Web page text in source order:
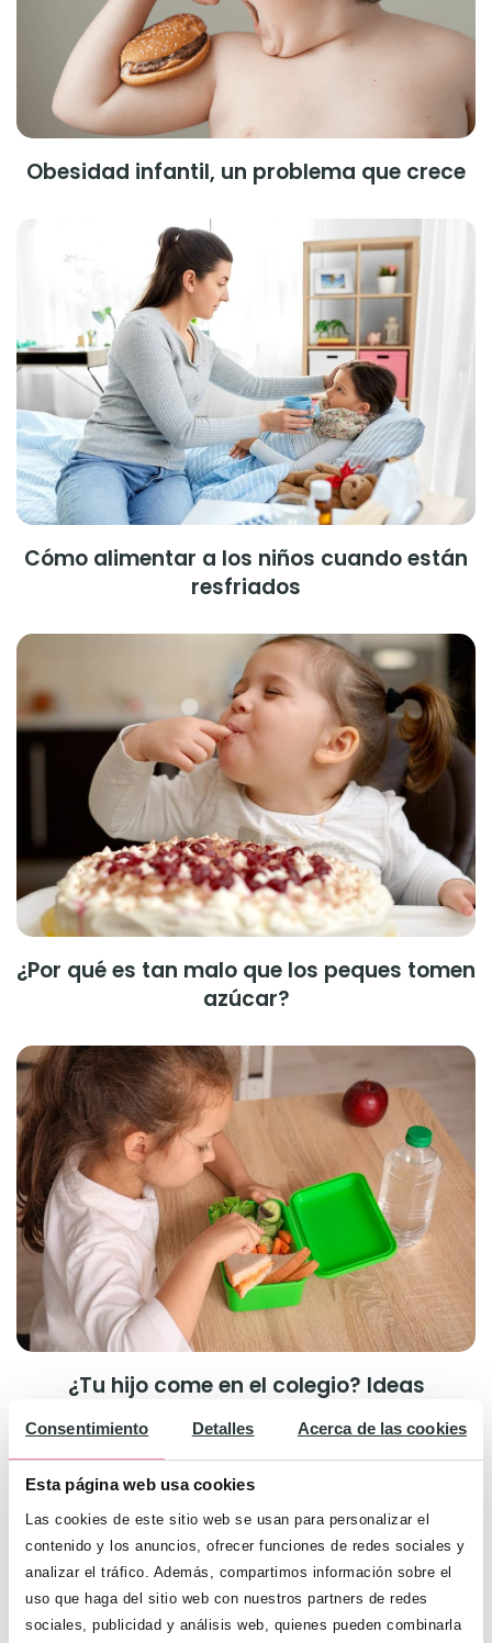
Consentimiento Detalles Acerca de las cookies
Esta página web usa cookies
Las cookies de este sitio web se usan para personalizar el
contenido y los anuncios, ofrecer funciones de redes sociales y
analizar el tráfico. Además, compartimos información sobre el
uso que haga del sitio web con nuestros partners de redes
sociales, publicidad y análisis web, quienes pueden combinarla
Obesidad infantil, un problema que crece
Cómo alimentar a los niños cuando están
resfriados
¿Por qué es tan malo que los peques tomen
azúcar?
¿Tu hijo come en el colegio? Ideas